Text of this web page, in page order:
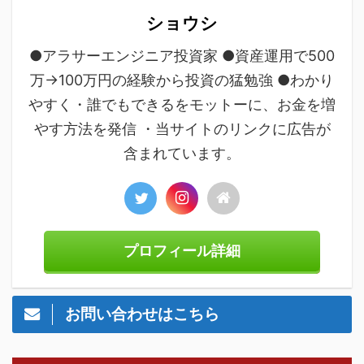
ショウシ
●アラサーエンジニア投資家 ●資産運用で500
万→100万円の経験から投資の猛勉強 ●わかり
やすく・誰でもできるをモットーに、お金を増
やす方法を発信 ・当サイトのリンクに広告が
含まれています。
プロフィール詳細
お問い合わせはこちら